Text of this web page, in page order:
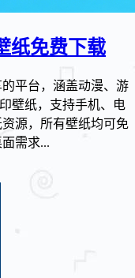
纸免费下载
平台，涵盖动漫、游
壁纸，支持手机、电
源，所有壁纸均可免
需求...